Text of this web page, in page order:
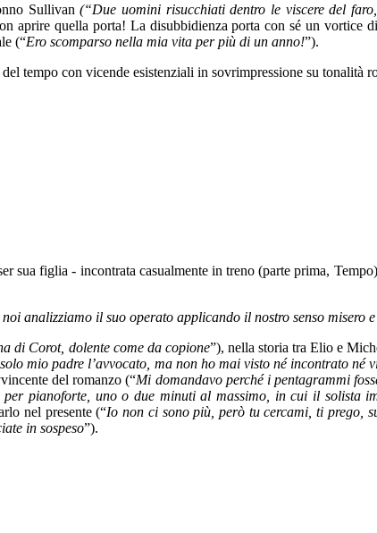
Sullivan(“Due uomini risucchiati dentro le viscere del
aprire quella porta! La disubbidienza porta con sé un vortice
(“Ero scomparso nella mia vita per più di un anno!”).
tempo con vicende esistenziali in sovrimpressione su tonalità
figlia - incontrata casualmente in treno (parte prima,
analizziamo il suo operato applicando il nostro senso misero
di Corot, dolente come da copione”), nella storia tra Elio e
mio padre l’avvocato, ma non ho mai visto né incontrato né
del romanzo (“Mi domandavo perché i pentagrammi
pianoforte, uno o due minuti al massimo, in cui il solista
nel presente (“Io non ci sono più, però tu cercami, ti prego,
in sospeso”).